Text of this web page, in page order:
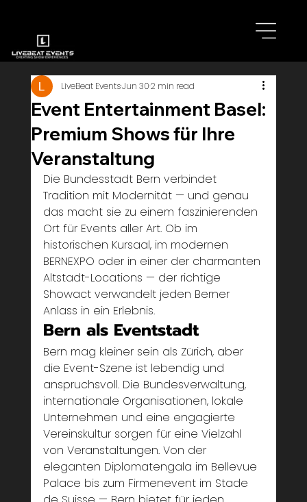
Event Entertainment Basel:
Premium Shows für Ihre
Veranstaltung
LiveBeat EventsJun 302 min read
Die Bundesstadt Bern verbindet
Tradition mit Modernität — und genau
das macht sie zu einem faszinierenden
Ort für Events aller Art. Ob im
historischen Kursaal, im modernen
BERNEXPO oder in einer der charmanten
Altstadt-Locations — der richtige
Showact verwandelt jeden Berner
Anlass in ein Erlebnis.
Bern als Eventstadt
Bern mag kleiner sein als Zürich, aber
die Event-Szene ist lebendig und
anspruchsvoll. Die Bundesverwaltung,
internationale Organisationen, lokale
Unternehmen und eine engagierte
Vereinskultur sorgen für eine Vielzahl
von Veranstaltungen. Von der
eleganten Diplomatengala im Bellevue
Palace bis zum Firmenevent im Stade